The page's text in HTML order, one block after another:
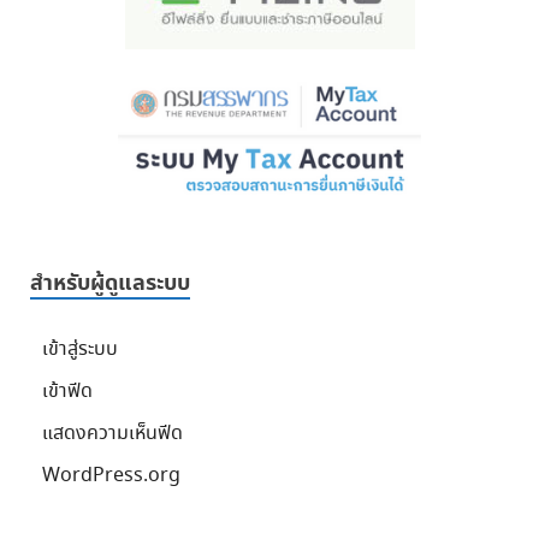
สำหรับผู้ดูแลระบบ
เข้าสู่ระบบ
เข้าฟีด
แสดงความเห็นฟีด
WordPress.org